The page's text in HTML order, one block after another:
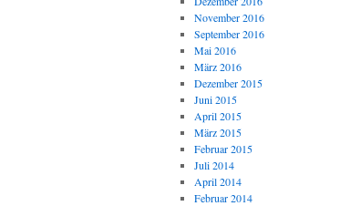
November 2016
September 2016
Mai 2016
März 2016
Dezember 2015
Juni 2015
April 2015
März 2015
Februar 2015
Juli 2014
April 2014
Februar 2014